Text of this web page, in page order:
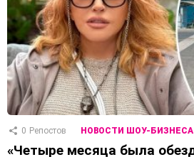
0 Репостов НОВОСТИ ШОУ-БИЗНЕСА
«Четыре месяца была